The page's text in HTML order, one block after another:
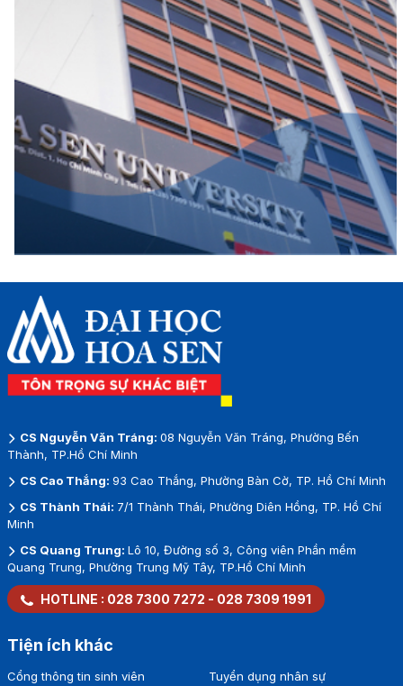
CS Nguyễn Văn Tráng: 08 Nguyễn Văn Tráng, Phường Bến
Thành, TP.Hồ Chí Minh
CS Cao Thắng: 93 Cao Thắng, Phường Bàn Cờ, TP. Hồ Chí Minh
CS Thành Thái: 7/1 Thành Thái, Phường Diên Hồng, TP. Hồ Chí
Minh
CS Quang Trung: Lô 10, Đường số 3, Công viên Phần mềm
Quang Trung, Phường Trung Mỹ Tây, TP.Hồ Chí Minh
HOTLINE : 028 7300 7272 - 028 7309 1991
Tiện ích khác
Cổng thông tin sinh viên Tuyển dụng nhân sự